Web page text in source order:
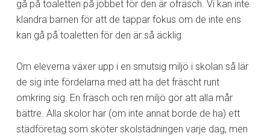
gå på toaletten på jobbet för den är ofräsch. Vi kan inte
klandra barnen för att de tappar fokus om de inte ens
kan gå på toaletten för den är så äcklig.
Om eleverna växer upp i en smutsig miljö i skolan så lär
de sig inte fördelarna med att ha det fräscht runt
omkring sig. En fräsch och ren miljö gör att alla mår
bättre. Alla skolor har (om inte annat borde de ha) ett
städföretag som sköter skolstädningen varje dag, men